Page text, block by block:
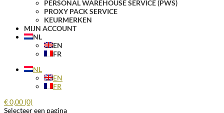
PERSONAL WAREHOUSE SERVICE (PWS)
PROXY PACK SERVICE
KEURMERKEN
MIJN ACCOUNT
NL
EN
FR
NL
EN
FR
€0,00 (0)
Selecteer een pagina